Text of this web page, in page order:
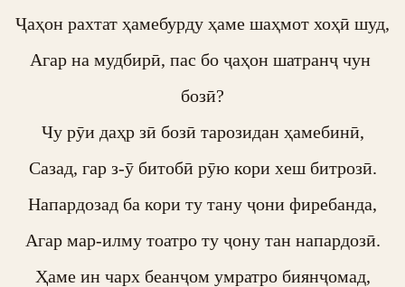
Ҷаҳон рахтат ҳамебурду ҳаме шаҳмот хоҳӣ шуд,
Агар на мудбирӣ, пас бо ҷаҳон шатранҷ чун
бозӣ?
Чу рӯи даҳр зӣ бозӣ тарозидан ҳамебинӣ,
Сазад, гар з-ӯ битобӣ рӯю кори хеш битрозӣ.
Напардозад ба кори ту тану ҷони фиребанда,
Агар мар-илму тоатро ту ҷону тан напардозӣ.
Ҳаме ин чарх беанҷом умратро биянҷомад,